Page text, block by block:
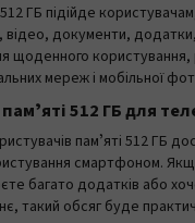
ГБ підійде
документи,
щоденного
мереж і мобільної
512 ГБ для
памʼяті 512 ГБ
смартфоном.
багато додатків або
такий обсяг буде